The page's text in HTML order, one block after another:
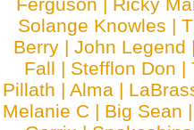
Solange Knowles |
Berry |John Legend
Fall | Stefflon Don |
Pillath |Alma |
Melanie C | Big Sean